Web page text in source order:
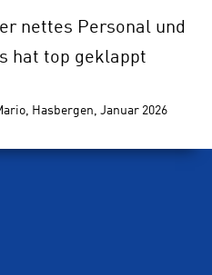
nettes Personal und
hat top geklappt
Hasbergen, Januar 2026